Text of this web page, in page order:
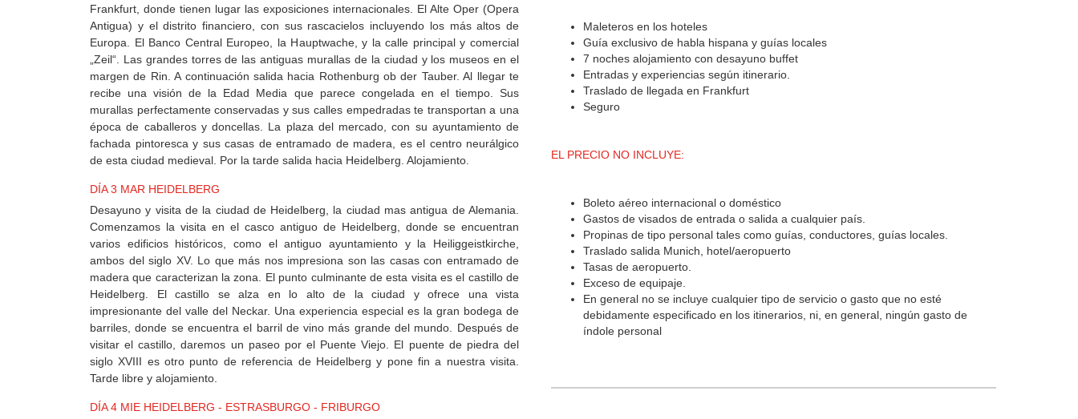
REGISTROFrankfurt, donde tienen lugar las exposiciones internacionales. El Alte Oper (Opera
Antigua) y el distrito financiero, con sus rascacielos incluyendo los más altos de
Europa. El Banco Central Europeo, la Hauptwache, y la calle principal y comercial
„Zeil“. Las grandes torres de las antiguas murallas de la ciudad y los museos en el
margen de Rin. A continuación salida hacia Rothenburg ob der Tauber. Al llegar te
recibe una visión de la Edad Media que parece congelada en el tiempo. Sus
murallas perfectamente conservadas y sus calles empedradas te transportan a una
época de caballeros y doncellas. La plaza del mercado, con su ayuntamiento de
fachada pintoresca y sus casas de entramado de madera, es el centro neurálgico
de esta ciudad medieval. Por la tarde salida hacia Heidelberg. Alojamiento.
DÍA 3 MAR HEIDELBERG
Desayuno y visita de la ciudad de Heidelberg, la ciudad mas antigua de Alemania.
Comenzamos la visita en el casco antiguo de Heidelberg, donde se encuentran
varios edificios históricos, como el antiguo ayuntamiento y la Heiliggeistkirche,
ambos del siglo XV. Lo que más nos impresiona son las casas con entramado de
madera que caracterizan la zona. El punto culminante de esta visita es el castillo de
Heidelberg. El castillo se alza en lo alto de la ciudad y ofrece una vista
impresionante del valle del Neckar. Una experiencia especial es la gran bodega de
barriles, donde se encuentra el barril de vino más grande del mundo. Después de
visitar el castillo, daremos un paseo por el Puente Viejo. El puente de piedra del
siglo XVIII es otro punto de referencia de Heidelberg y pone fin a nuestra visita.
Tarde libre y alojamiento.
DÍA 4 MIE HEIDELBERG - ESTRASBURGO - FRIBURGO
Maleteros en los hoteles
Guía exclusivo de habla hispana y guías locales
7 noches alojamiento con desayuno buffet
Entradas y experiencias según itinerario.
Traslado de llegada en Frankfurt
Seguro
EL PRECIO NO INCLUYE:
Boleto aéreo internacional o doméstico
Gastos de visados de entrada o salida a cualquier país.
Propinas de tipo personal tales como guías, conductores, guías locales.
Traslado salida Munich, hotel/aeropuerto
Tasas de aeropuerto.
Exceso de equipaje.
En general no se incluye cualquier tipo de servicio o gasto que no esté
debidamente especificado en los itinerarios, ni, en general, ningún gasto de
índole personal